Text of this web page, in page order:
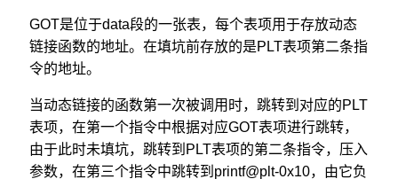
GOT是位于data段的一张表，每个表项用于存放动态
链接函数的地址。在填坑前存放的是PLT表项第二条指
令的地址。
当动态链接的函数第一次被调用时，跳转到对应的PLT
表项，在第一个指令中根据对应GOT表项进行跳转，
由于此时未填坑，跳转到PLT表项的第二条指令，压入
参数，在第三个指令中跳转到printf@plt-0x10，由它负